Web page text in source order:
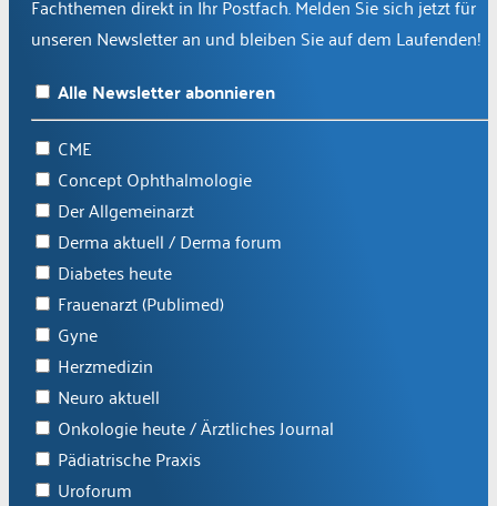
unseren Newsletter an und bleiben Sie auf dem Laufenden!
Alle Newsletter abonnieren
CME
Concept Ophthalmologie
Der Allgemeinarzt
Derma aktuell / Derma forum
Diabetes heute
Frauenarzt (Publimed)
Gyne
Herzmedizin
Neuro aktuell
Onkologie heute / Ärztliches Journal
Pädiatrische Praxis
Uroforum